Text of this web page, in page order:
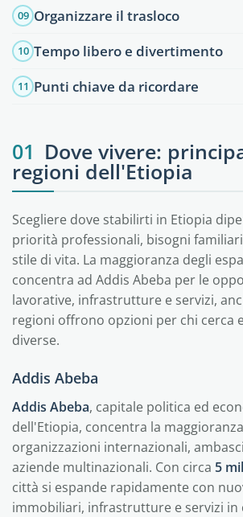
09 Organizzare il trasloco
10 Tempo libero e divertimento
11 Punti chiave da ricordare
01 Dove vivere:
regioni dell'Etiopia
Scegliere dove stabilirti in Etiopia
priorità professionali, bisogni
stile di vita. La maggioranza degli
concentra ad Addis Abeba per le
lavorative, infrastrutture e servizi,
regioni offrono opzioni per chi cerca
diverse.
Addis Abeba
Addis Abeba, capitale politica ed
dell'Etiopia, concentra la
organizzazioni internazionali,
aziende multinazionali. Con circa 5
città si espande rapidamente con
immobiliari, infrastrutture e servizi in